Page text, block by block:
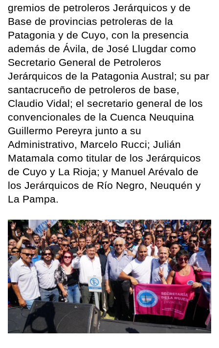
gremios de petroleros Jerárquicos y de
Base de provincias petroleras de la
Patagonia y de Cuyo, con la presencia
además de Ávila, de José Llugdar como
Secretario General de Petroleros
Jerárquicos de la Patagonia Austral; su par
santacruceño de petroleros de base,
Claudio Vidal; el secretario general de los
convencionales de la Cuenca Neuquina
Guillermo Pereyra junto a su
Administrativo, Marcelo Rucci; Julián
Matamala como titular de los Jerárquicos
de Cuyo y La Rioja; y Manuel Arévalo de
los Jerárquicos de Río Negro, Neuquén y
La Pampa.